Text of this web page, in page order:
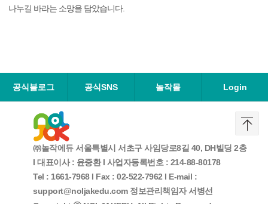
나누길 바라는 소망을 담았습니다.
공식블로그 공식SNS 놀작몰 Login
㈜놀작에듀 서울특별시 서초구 사임당로8길 40, DH빌딩 2층
I 대표이사 : 윤중환 I 사업자등록번호 : 214-88-80178
Tel : 1661-7968 I Fax : 02-522-7962 I E-mail :
support@noljakedu.com 정보관리책임자 서병선